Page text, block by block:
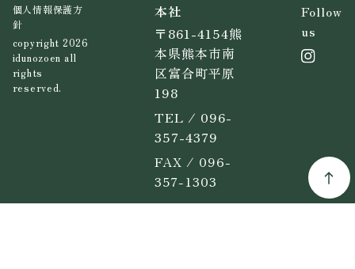
個人情報保護方
針
copyright 2026
idunozoen all
rights
reserved.
本社
〒861-4154熊
本県熊本市南
区富合町平原
198
TEL / 096-
357-4379
FAX / 096-
357-1303
Follow
us